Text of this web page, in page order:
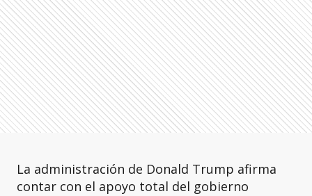
La administración de Donald Trump afirma
contar con el apoyo total del gobierno